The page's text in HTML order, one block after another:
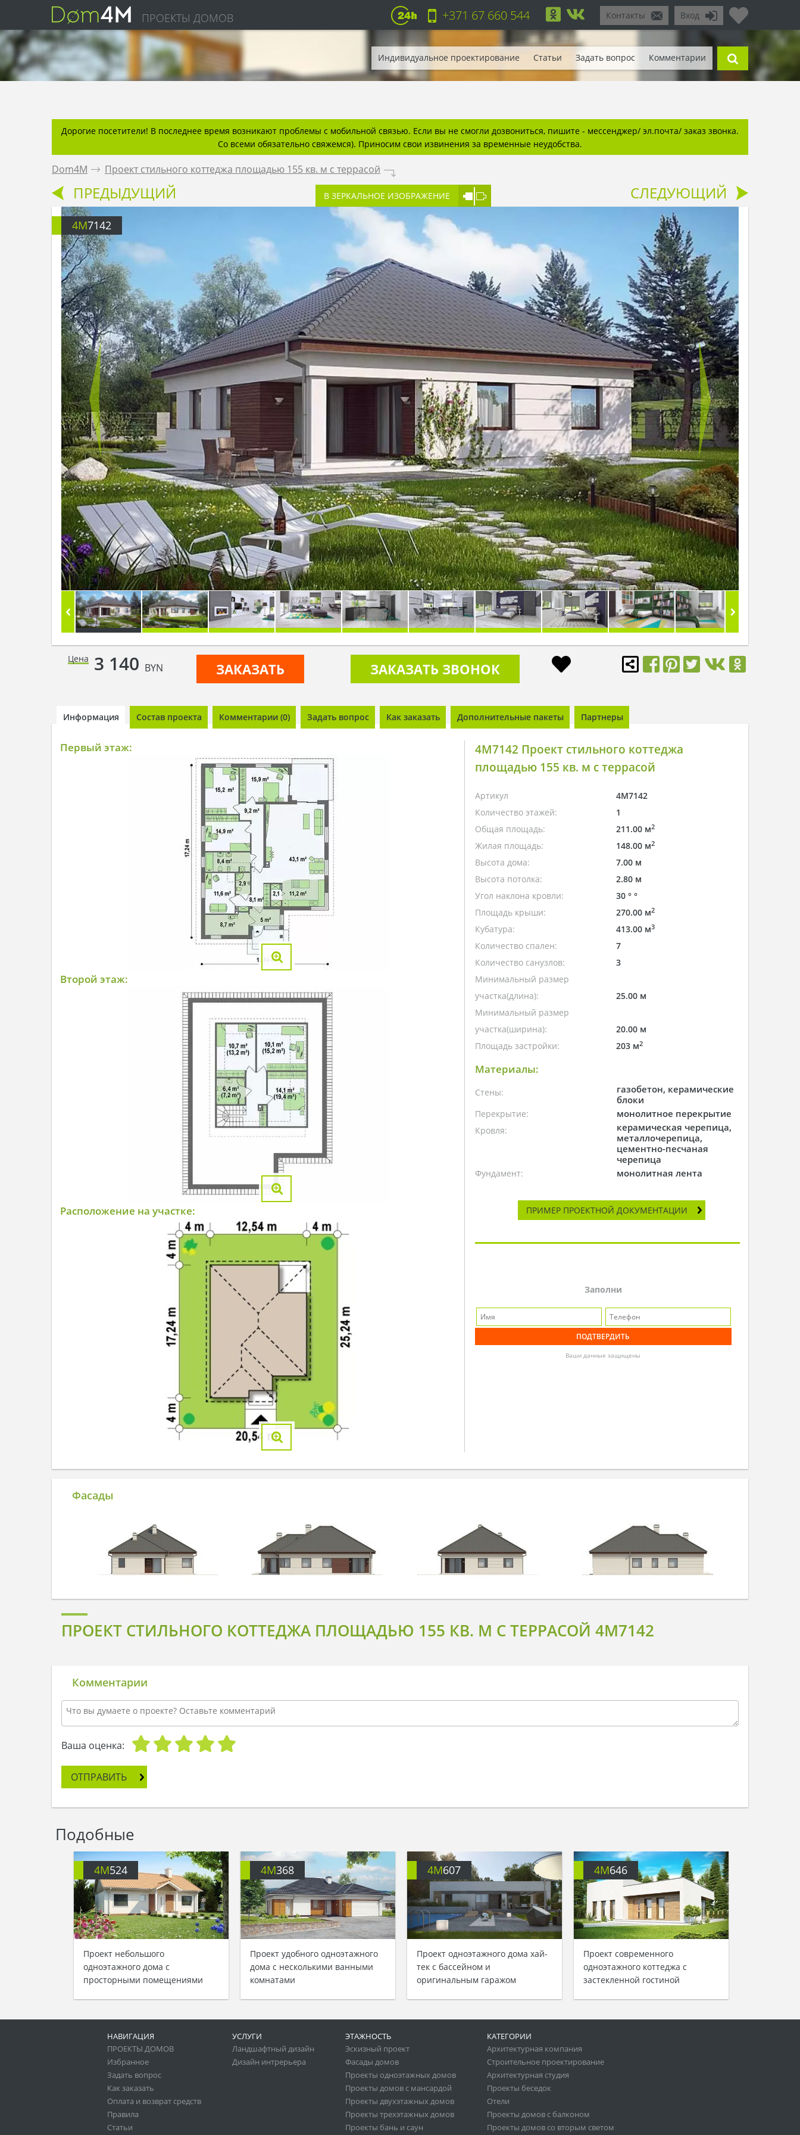
ПРОЕКТЫ ДОМОВ Вход
Контакты
+371 67 660 544
Индивидуальное проектирование Статьи Задать вопрос Комментарии
Дорогие посетители! В последнее время возникают проблемы с мобильной связью. Если вы не смогли дозвониться, пишите - мессенджер/ эл.почта/ заказ звонка.
Со всеми обязательно свяжемся). Приносим свои извинения за временные неудобства.
Dom4M . Проект стильного коттеджа площадью 155 кв. м с террасой .
ПРЕДЫДУЩИЙ В ЗЕРКАЛЬНОЕ ИЗОБРАЖЕНИЕ СЛЕДУЮЩИЙ
4M7142
Цена 3 140 BYN ЗАКАЗАТЬ ЗАКАЗАТЬ ЗВОНОК
Информация Состав проекта Комментарии (0) Задать вопрос Как заказать Дополнительные пакеты Партнеры
Первый этаж:
Второй этаж:
Расположение на участке:
4M7142 Проект стильного коттеджа
площадью 155 кв. м с террасой
Артикул
4M7142
Количество этажей:
1
Общая площадь:
211.00 м2
Жилая площадь: 148.00 м2
Высота дома:
7.00 м
Высота потолка:
2.80 м
Угол наклона кровли:
30 ° °
Площадь крыши:
270.00 м2
Кубатура: 413.00 м3
Количество спален:
7
Количество санузлов:
3
Минимальный размер
участка(длина):
25.00 м
Минимальный размер
участка(ширина):
20.00 м
Площадь застройки:
203 м2
Материалы:
Стены:
газобетон, керамические
блоки
Перекрытие: монолитное перекрытие
Кровля:
керамическая черепица,
металлочерепица,
цементно-песчаная
черепица
Фундамент: монолитная лента
ПРИМЕР ПРОЕКТНОЙ ДОКУМЕНТАЦИИ
Заполни
Ваши данные защищены
Фасады
ПРОЕКТ СТИЛЬНОГО КОТТЕДЖА ПЛОЩАДЬЮ 155 КВ. М С ТЕРРАСОЙ 4M7142
Комментарии
Ваша оценка:
ОТПРАВИТЬ
Подобные
4M524
Проект небольшого
одноэтажного дома с
просторными помещениями
4M368
Проект удобного одноэтажного
дома с несколькими ванными
комнатами
4M607
Проект одноэтажного дома хай-
тек с бассейном и
оригинальным гаражом
4M646
Проект современного
одноэтажного коттеджа с
застекленной гостиной
НАВИГАЦИЯ
ПРОЕКТЫ ДОМОВ
Избранное
Задать вопрос
Как заказать
Оплата и возврат средств
Правила
Статьи
УСЛУГИ
Ландшафтный дизайн
Дизайн интрерьера
ЭТАЖНОСТЬ
Эскизный проект
Фасады домов
Проекты одноэтажных домов
Проекты домов с мансардой
Проекты двухэтажных домов
Проекты трехэтажных домов
Проекты бань и саун
КАТЕГОРИИ
Архитектурная компания
Строительное проектирование
Архитектурная студия
Проекты беседок
Отели
Проекты домов с балконом
Проекты домов со вторым светом